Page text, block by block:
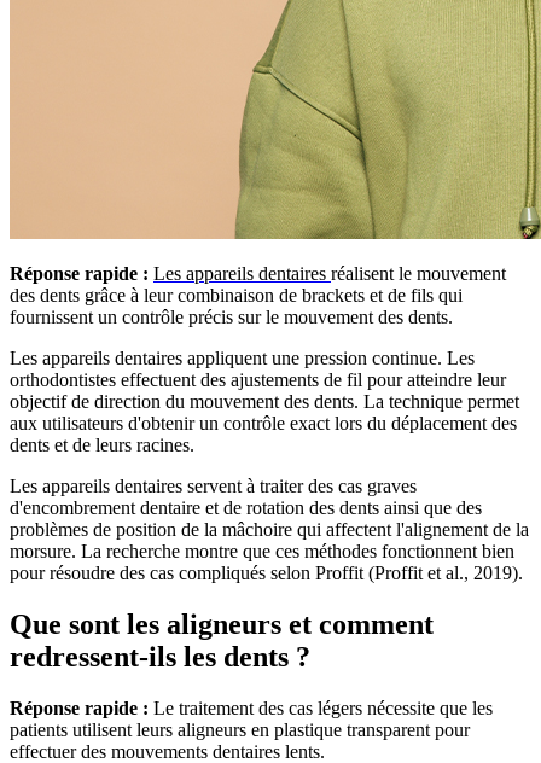
Réponse rapide : Les appareils dentaires réalisent le mouvement
des dents grâce à leur combinaison de brackets et de fils qui
fournissent un contrôle précis sur le mouvement des dents.
Les appareils dentaires appliquent une pression continue. Les
orthodontistes effectuent des ajustements de fil pour atteindre leur
objectif de direction du mouvement des dents. La technique permet
aux utilisateurs d'obtenir un contrôle exact lors du déplacement des
dents et de leurs racines.
Les appareils dentaires servent à traiter des cas graves
d'encombrement dentaire et de rotation des dents ainsi que des
problèmes de position de la mâchoire qui affectent l'alignement de la
morsure. La recherche montre que ces méthodes fonctionnent bien
pour résoudre des cas compliqués selon Proffit (Proffit et al., 2019).
Que sont les aligneurs et comment
redressent-ils les dents ?
Réponse rapide : Le traitement des cas légers nécessite que les
patients utilisent leurs aligneurs en plastique transparent pour
effectuer des mouvements dentaires lents.